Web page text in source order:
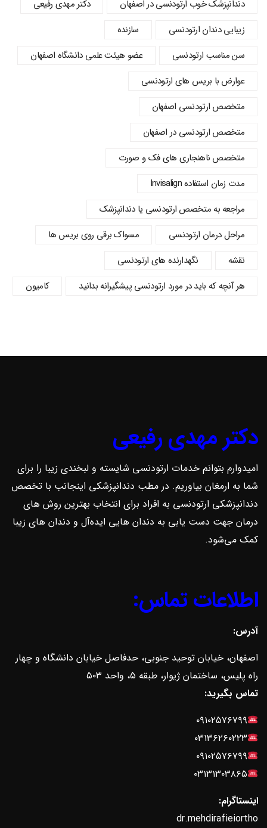
دندانپزشک خوب ارتودنسی در اصفهان
دکتر مهدی رفیعی
زیبایی دندان ارتودنسی
سازنده
سن مناسب ارتودنسی
عضو هیئت علمی دانشگاه اصفهان
عوارض با بریس های ارتودنسی
متخصص ارتودنسی اصفهان
متخصص ارتودنسی در اصفهان
متخصص ناهنجاری های فک و صورت
مدت زمان استفاده Invisalign
مراجعه به متخصص ارتودنسی یا دندانپزشک
مراحل درمان ارتودنسی
مسواک برقی روی بریس ها
نقشه
نگهدارنده های ارتودنسی
هر آنچه که باید در مورد ارتودنسی پیشگیرانه بدانید
کامیون
دکتر مهدی رفیعی
امیدوارم بتوانم خدمات ارتودنسی شایسته و لبخندی زیبا را برای
شما به ارمغان بیاوریم. در مطب دندانپزشکی اینجانب با تخصص
دندانپزشکی ارتودنسی به افراد برای انتخاب بهترین روش ‌های
درمان جهت دست یابی به دندان هایی ایده‌آل و دندان های زیبا
کمک می‌شود.
اطلاعات تماس:
آدرس:
اصفهان، خیابان توحید جنوبی، حدفاصل خیابان دانشگاه و چهار
راه پلیس، ساختمان ژیوار، طبقه ۵، واحد ۵۰۳
تماس بگیرید:
۰۹۱۰۲۵۷۶۷۹۹
۰۳۱۳۶۲۶۰۲۲۳
۰۹۱۰۲۵۷۶۷۹۹
۰۳۱۳۱۳۰۳۸۶۵
اینستاگرام:
dr.mehdirafieiortho